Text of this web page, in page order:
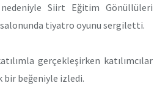
nedeniyle Siirt Eğitim Gönüllüleri
salonunda tiyatro oyunu sergiletti.
gerçekleşirken katılımcılar
bir beğeniyle izledi.